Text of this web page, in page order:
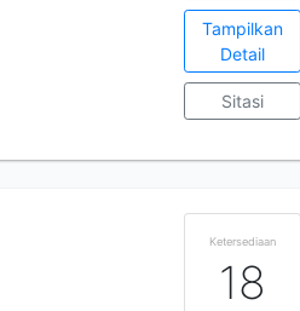
Tampilkan
Detail
Sitasi
Ketersediaan
18